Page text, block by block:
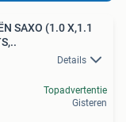
SAXO (1.0 X,1.1
Details
Topadvertentie
Gisteren